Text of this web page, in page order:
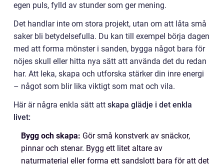
egen puls, fylld av stunder som ger mening.
Det handlar inte om stora projekt, utan om att låta små
saker bli betydelsefulla. Du kan till exempel börja dagen
med att forma mönster i sanden, bygga något bara för
nöjes skull eller hitta nya sätt att använda det du redan
har. Att leka, skapa och utforska stärker din inre energi
– något som blir lika viktigt som mat och vila.
Här är några enkla sätt att skapa glädje i det enkla
livet:
Bygg och skapa: Gör små konstverk av snäckor,
pinnar och stenar. Bygg ett litet altare av
naturmaterial eller forma ett sandslott bara för att det